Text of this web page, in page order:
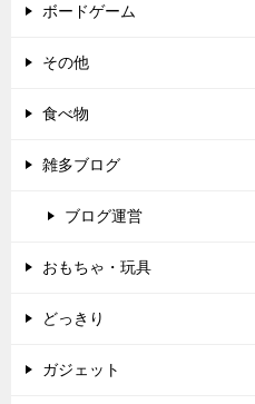
ボードゲーム
その他
食べ物
雑多ブログ
ブログ運営
おもちゃ・玩具
どっきり
ガジェット